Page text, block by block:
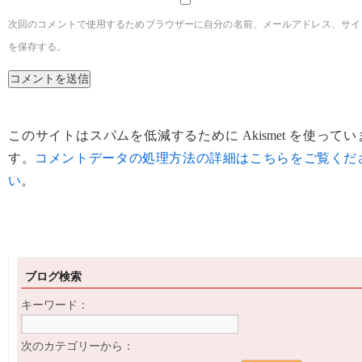
次回のコメントで使用するためブラウザーに自分の名前、メールアドレス、サ
を保存する。
このサイトはスパムを低減するために Akismet を使ってい
す。
コメントデータの処理方法の詳細はこちらをご覧くだ
い。
ブログ検索
キーワード：
次のカテゴリーから：